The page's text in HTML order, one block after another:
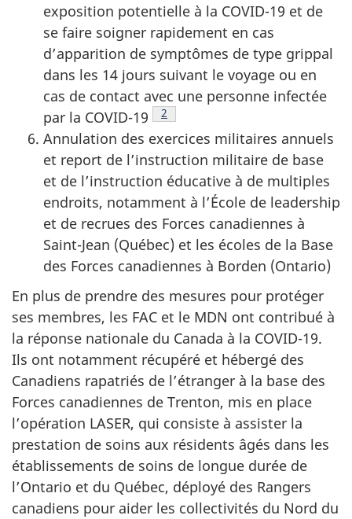
exposition potentielle à la COVID-19 et de
se faire soigner rapidement en cas
d’apparition de symptômes de type grippal
dans les 14 jours suivant le voyage ou en
cas de contact avec une personne infectée
par la COVID-19 Note de bas de page
2
Annulation des exercices militaires annuels
et report de l’instruction militaire de base
et de l’instruction éducative à de multiples
endroits, notamment à l’École de leadership
et de recrues des Forces canadiennes à
Saint-Jean (Québec) et les écoles de la Base
des Forces canadiennes à Borden (Ontario)
En plus de prendre des mesures pour protéger
ses membres, les FAC et le MDN ont contribué à
la réponse nationale du Canada à la COVID-19.
Ils ont notamment récupéré et hébergé des
Canadiens rapatriés de l’étranger à la base des
Forces canadiennes de Trenton, mis en place
l’opération LASER, qui consiste à assister la
prestation de soins aux résidents âgés dans les
établissements de soins de longue durée de
l’Ontario et du Québec, déployé des Rangers
canadiens pour aider les collectivités du Nord du